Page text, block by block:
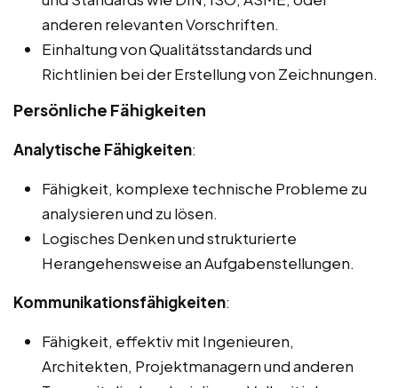
anderen relevanten Vorschriften.
Einhaltung von Qualitätsstandards und
Richtlinien bei der Erstellung von Zeichnungen.
Persönliche Fähigkeiten
Analytische Fähigkeiten:
Fähigkeit, komplexe technische Probleme zu
analysieren und zu lösen.
Logisches Denken und strukturierte
Herangehensweise an Aufgabenstellungen.
Kommunikationsfähigkeiten:
Fähigkeit, effektiv mit Ingenieuren,
Architekten, Projektmanagern und anderen